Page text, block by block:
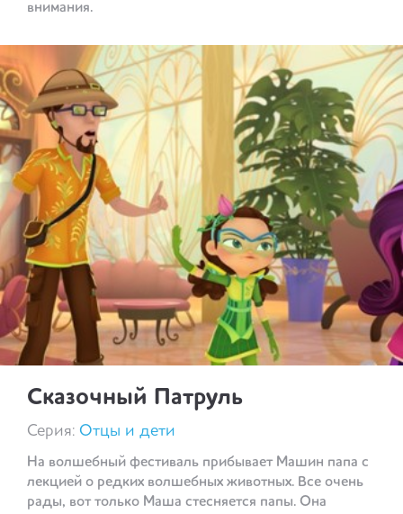
внимания.
Сказочный Патруль
Серия: Отцы и дети
На волшебный фестиваль прибывает Машин папа с
лекцией о редких волшебных животных. Все очень
рады, вот только Маша стесняется папы. Она